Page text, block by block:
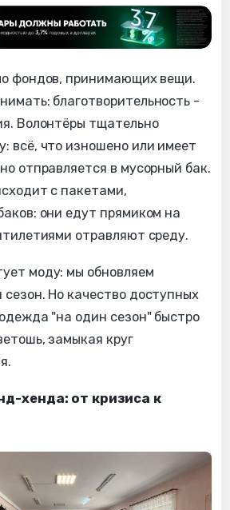
фондов, принимающих вещи.
благотворительность -
Волонтёры тщательно
всё, что изношено или имеет
отправляется в мусорный бак.
с пакетами,
они едут прямиком на
отравляют среду.
моду: мы обновляем
Но качество доступных
"на один сезон" быстро
замыкая круг
хенда: от кризиса к